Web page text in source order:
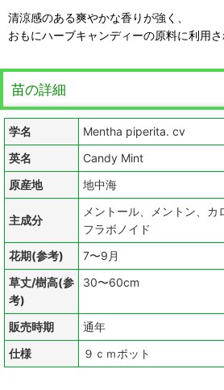
清涼感のある爽やかな香りが強く、
おもにハーブキャンディーの原料に利用さ
苗の詳細
学名
Mentha piperita. cv
英名
Candy Mint
原産地
地中海
主成分
メントール、メントン、カ
フラボノイド
花期(参考)
7〜9月
草丈/樹高(参
考)
30〜60cm
販売時期
通年
仕様
９ｃｍポット